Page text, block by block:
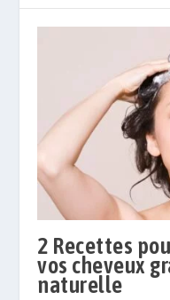
2 Recettes
vos cheveux
naturelle